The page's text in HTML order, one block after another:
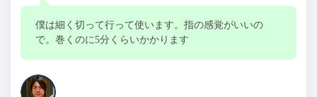
僕は細く切って行って使います。指の感覚がいいの
で。巻くのに5分くらいかかります